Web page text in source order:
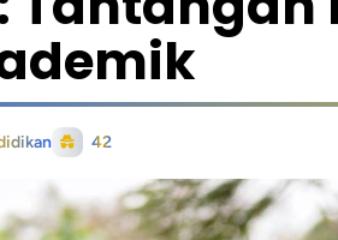
42